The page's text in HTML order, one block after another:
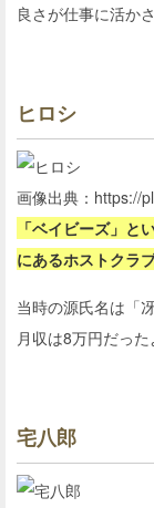
良さが仕事に活か
ヒロシ
画像出典：https://
「ベイビーズ」と
にあるホストクラ
当時の源氏名は「
月収は8万円だった
宅八郎